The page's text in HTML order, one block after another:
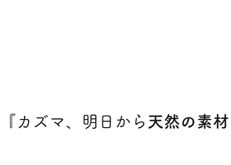
『カズマ、明日から 天然の素材